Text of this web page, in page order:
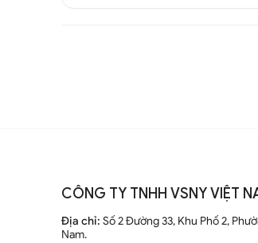
CÔNG TY TNHH VSNY VIỆT
Địa chỉ: Số 2 Đường 33, Khu Phố 2,
Nam.